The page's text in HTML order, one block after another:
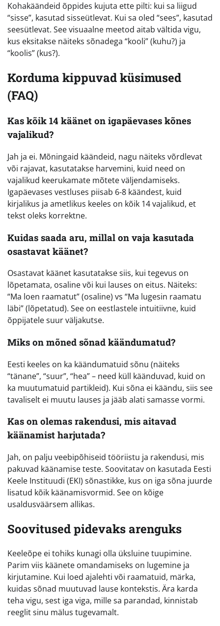
Kohakäändeid õppides kujuta ette pilti: kui sa liigud
“sisse”, kasutad sisseütlevat. Kui sa oled “sees”, kasutad
seesütlevat. See visuaalne meetod aitab vältida vigu,
kus eksitakse näiteks sõnadega “kooli” (kuhu?) ja
“koolis” (kus?).
Korduma kippuvad küsimused
(FAQ)
Kas kõik 14 käänet on igapäevases kõnes
vajalikud?
Jah ja ei. Mõningaid käändeid, nagu näiteks võrdlevat
või rajavat, kasutatakse harvemini, kuid need on
vajalikud keerukamate mõtete väljendamiseks.
Igapäevases vestluses piisab 6-8 käändest, kuid
kirjalikus ja ametlikus keeles on kõik 14 vajalikud, et
tekst oleks korrektne.
Kuidas saada aru, millal on vaja kasutada
osastavat käänet?
Osastavat käänet kasutatakse siis, kui tegevus on
lõpetamata, osaline või kui lauses on eitus. Näiteks:
“Ma loen raamatut” (osaline) vs “Ma lugesin raamatu
läbi” (lõpetatud). See on eestlastele intuitiivne, kuid
õppijatele suur väljakutse.
Miks on mõned sõnad käändumatud?
Eesti keeles on ka käändumatuid sõnu (näiteks
“tänane”, “suur”, “hea” – need küll käänduvad, kuid on
ka muutumatuid partikleid). Kui sõna ei käändu, siis see
tavaliselt ei muutu lauses ja jääb alati samasse vormi.
Kas on olemas rakendusi, mis aitavad
käänamist harjutada?
Jah, on palju veebipõhiseid tööriistu ja rakendusi, mis
pakuvad käänamise teste. Soovitatav on kasutada Eesti
Keele Instituudi (EKI) sõnastikke, kus on iga sõna juurde
lisatud kõik käänamisvormid. See on kõige
usaldusväärsem allikas.
Soovitused pidevaks arenguks
Keeleõpe ei tohiks kunagi olla üksluine tuupimine.
Parim viis käänete omandamiseks on lugemine ja
kirjutamine. Kui loed ajalehti või raamatuid, märka,
kuidas sõnad muutuvad lause kontekstis. Ära karda
teha vigu, sest iga viga, mille sa parandad, kinnistab
reeglit sinu mälus tugevamalt.